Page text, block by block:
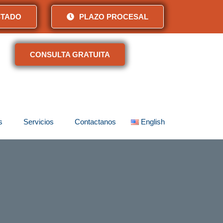
PLAZO PROCESAL
CONSULTA GRATUITA
Servicios Contactanos English